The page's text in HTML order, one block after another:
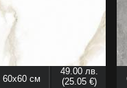
60x60 см
49.00 лв.
(25.05 €)